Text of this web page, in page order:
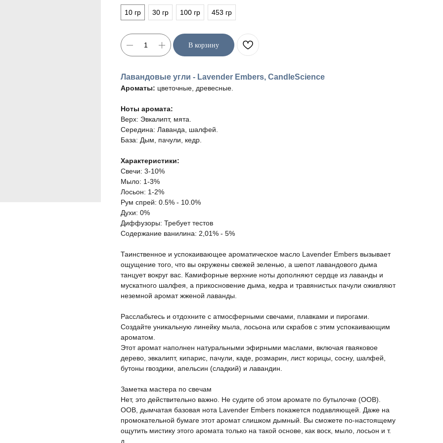
10 гр
30 гр 100 гр 453 гр
В корзину
Лавандовые угли - Lavender Embers, CandleScience
Ароматы: цветочные, древесные.
Ноты аромата:
Верх: Эвкалипт, мята.
Середина: Лаванда, шалфей.
База: Дым, пачули, кедр.
Характеристики:
Свечи: 3-10%
Мыло: 1-3%
Лосьон: 1-2%
Рум спрей: 0.5% - 10.0%
Духи: 0%
Диффузоры: Требует тестов
Содержание ванилина: 2,01% - 5%
Таинственное и успокаивающее ароматическое масло Lavender Embers вызывает
ощущение того, что вы окружены свежей зеленью, а шепот лавандового дыма
танцует вокруг вас. Камифорные верхние ноты дополняют сердце из лаванды и
мускатного шалфея, а прикосновение дыма, кедра и травянистых пачули оживляют
неземной аромат жженой лаванды.
Расслабьтесь и отдохните с атмосферными свечами, плавками и пирогами.
Создайте уникальную линейку мыла, лосьона или скрабов с этим успокаивающим
ароматом.
Этот аромат наполнен натуральными эфирными маслами, включая гваяковое
дерево, эвкалипт, кипарис, пачули, каде, розмарин, лист корицы, сосну, шалфей,
бутоны гвоздики, апельсин (сладкий) и лавандин.
Заметка мастера по свечам
Нет, это действительно важно. Не судите об этом аромате по бутылочке (OOB).
OOB, дымчатая базовая нота Lavender Embers покажется подавляющей. Даже на
промокательной бумаге этот аромат слишком дымный. Вы сможете по-настоящему
ощутить мистику этого аромата только на такой основе, как воск, мыло, лосьон и т.
д.